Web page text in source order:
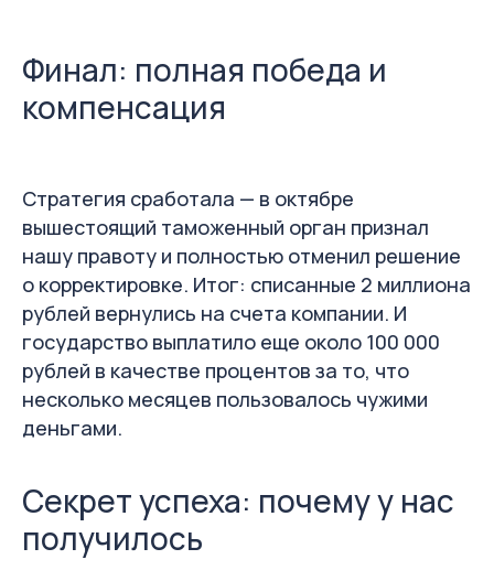
Финал: полная победа и
компенсация
Стратегия сработала — в октябре
вышестоящий таможенный орган признал
нашу правоту и полностью отменил решение
о корректировке. Итог: списанные 2 миллиона
рублей вернулись на счета компании. И
государство выплатило еще около 100 000
рублей в качестве процентов за то, что
несколько месяцев пользовалось чужими
деньгами.
Секрет успеха: почему у нас
получилось
Оставить заявку
на бухгалтерию
Оставить заявку
Айгуль Шадрина
дата публикации